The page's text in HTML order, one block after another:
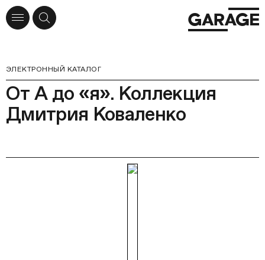
ЭЛЕКТРОННЫЙ КАТАЛОГ
От А до «я». Коллекция
Дмитрия Коваленко